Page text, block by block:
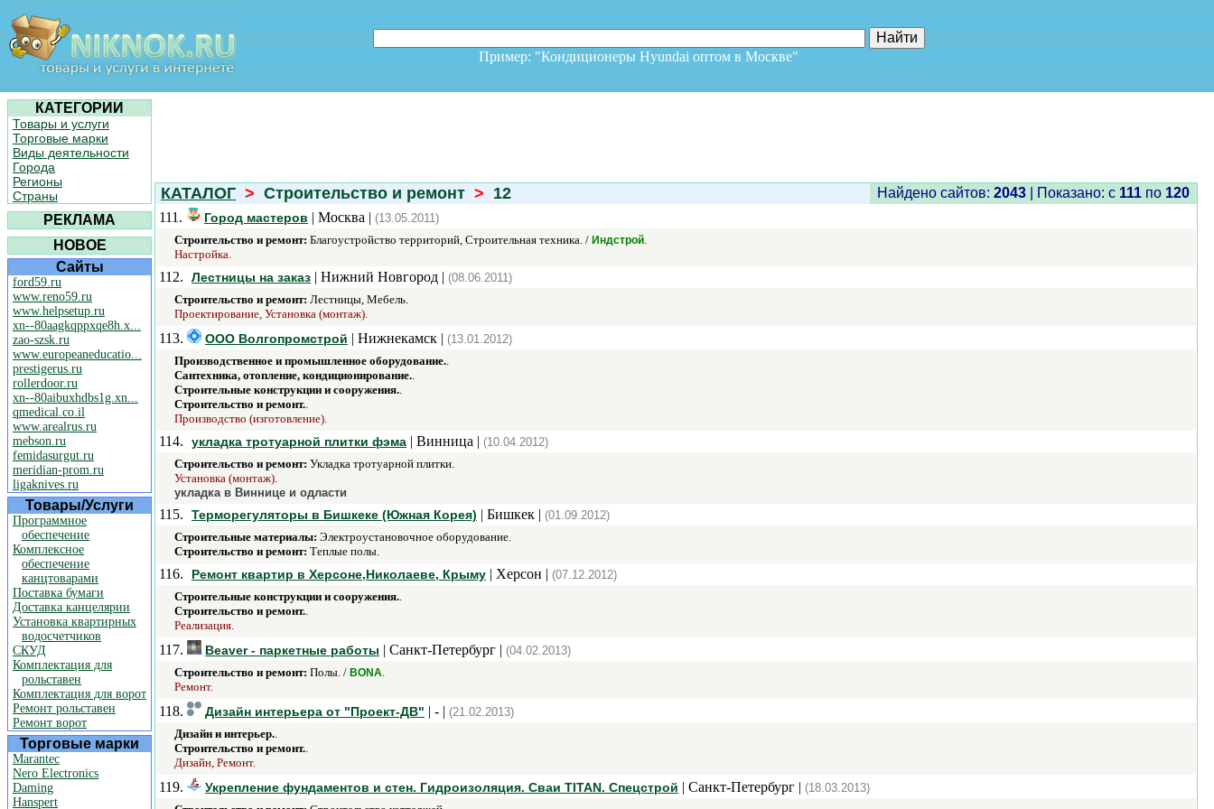
Пример: "Кондиционеры Hyundai оптом в Москве"
КАТЕГОРИИ
Товары и услуги
Торговые марки
Виды деятельности
Города
Регионы
Страны
РЕКЛАМА
НОВОЕ
Сайты
ford59.ru
www.reno59.ru
www.helpsetup.ru
xn--80aagkqppxqe8h.x...
zao-szsk.ru
www.europeaneducatio...
prestigerus.ru
rollerdoor.ru
xn--80aibuxhdbs1g.xn...
qmedical.co.il
www.arealrus.ru
mebson.ru
femidasurgut.ru
meridian-prom.ru
ligaknives.ru
Товары/Услуги
Программное
обеспечение
Комплексное
обеспечение
канцтоварами
Поставка бумаги
Доставка канцелярии
Установка квартирных
водосчетчиков
СКУД
Комплектация для
рольставен
Комплектация для ворот
Ремонт рольставен
Ремонт ворот
Торговые марки
Marantec
Nero Electronics
Daming
Hanspert
КАТАЛОГ > Строительство и ремонт > 12 Найдено сайтов: 2043 | Показано: c 111 по 120
111.
Город мастеров | Москва | (13.05.2011)
Строительство и ремонт: Благоустройство территорий, Строительная техника. / Индстрой.
Настройка.
112. Лестницы на заказ | Нижний Новгород | (08.06.2011)
Строительство и ремонт: Лестницы, Мебель.
Проектирование, Установка (монтаж).
113. ООО Волгопромстрой | Нижнекамск | (13.01.2012)
Производственное и промышленное оборудование..
Сантехника, отопление, кондиционирование..
Строительные конструкции и сооружения..
Строительство и ремонт..
Производство (изготовление).
114. укладка тротуарной плитки фэма | Винница | (10.04.2012)
Строительство и ремонт: Укладка тротуарной плитки.
Установка (монтаж).
укладка в Виннице и одласти
115. Терморегуляторы в Бишкеке (Южная Корея) | Бишкек | (01.09.2012)
Строительные материалы: Электроустановочное оборудование.
Строительство и ремонт: Теплые полы.
116. Ремонт квартир в Херсоне,Николаеве, Крыму | Херсон | (07.12.2012)
Строительные конструкции и сооружения..
Строительство и ремонт..
Реализация.
117. Beaver - паркетные работы | Санкт-Петербург | (04.02.2013)
Строительство и ремонт: Полы. / BONA.
Ремонт.
118. Дизайн интерьера от "Проект-ДВ" | - | (21.02.2013)
Дизайн и интерьер..
Строительство и ремонт..
Дизайн, Ремонт.
119. Укрепление фундаментов и стен. Гидроизоляция. Сваи TITAN. Спецстрой | Санкт-Петербург | (18.03.2013)